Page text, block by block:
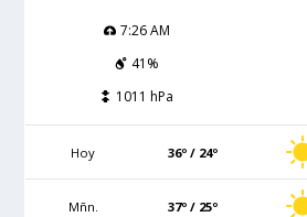
7:26 AM
41%
1011 hPa
Hoy 36º / 24º
Mñn. 37º / 25º